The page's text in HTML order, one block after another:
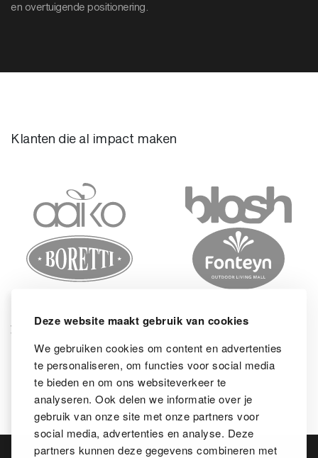
Deze website maakt gebruik van cookies
We gebruiken cookies om content en advertenties
te personaliseren, om functies voor social media
te bieden en om ons websiteverkeer te
analyseren. Ook delen we informatie over je
gebruik van onze site met onze partners voor
social media, advertenties en analyse. Deze
partners kunnen deze gegevens combineren met
en overtuigende positionering.
Klanten die al impact maken